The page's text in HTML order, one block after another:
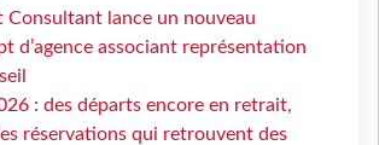
Consultant lance un nouveau
d’agence associant représentation
: des départs encore en retrait,
réservations qui retrouvent des